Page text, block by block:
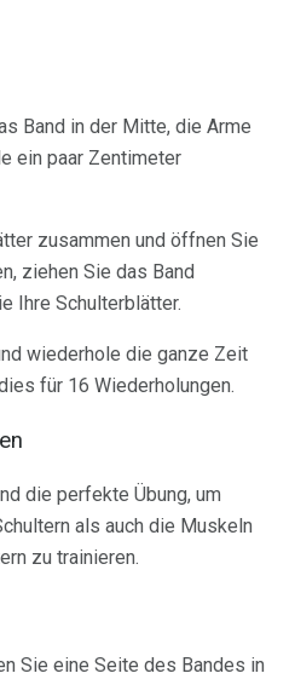
Band in der Mitte, die Arme
ein paar Zentimeter
zusammen und öffnen Sie
ziehen Sie das Band
Ihre Schulterblätter.
wiederhole die ganze Zeit
für 16 Wiederholungen.
die perfekte Übung, um
als auch die Muskeln
zu trainieren.
Sie eine Seite des Bandes in